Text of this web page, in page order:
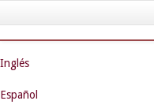
navigation
Inglés
Español